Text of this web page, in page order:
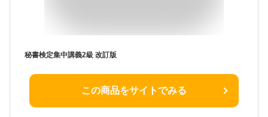
秘書検定集中講義2級 改訂版
この商品をサイトでみる